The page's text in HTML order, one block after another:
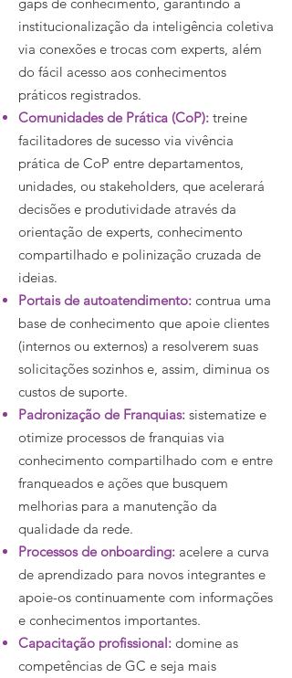
institucionalização da inteligência coletiva
via conexões e trocas com experts, além
do fácil acesso aos conhecimentos
práticos registrados.
Comunidades de Prática (CoP): treine
facilitadores de sucesso via vivência
prática de CoP entre departamentos,
unidades, ou stakeholders, que acelerará
decisões e produtividade através da
orientação de experts, conhecimento
compartilhado e polinização cruzada de
ideias.
Portais de autoatendimento: contrua uma
base de conhecimento que apoie clientes
(internos ou externos) a resolverem suas
solicitações sozinhos e, assim, diminua os
custos de suporte.
Padronização de Franquias: sistematize e
otimize processos de franquias via
conhecimento compartilhado com e entre
franqueados e ações que busquem
melhorias para a manutenção da
qualidade da rede.
Processos de onboarding: acelere a curva
de aprendizado para novos integrantes e
apoie-os continuamente com informações
e conhecimentos importantes.
Capacitação profissional: domine as
competências de GC e seja mais